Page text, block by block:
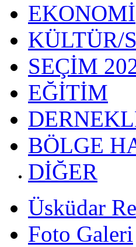
EKONOMİ
KÜLTÜR/
SEÇİM
EĞİTİM
BÖLGE
DİĞER
Üsküdar
Foto Galeri